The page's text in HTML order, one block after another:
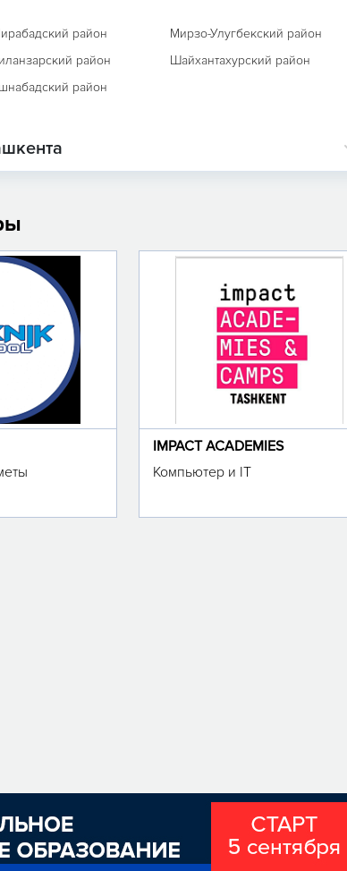
район
Мирзо-Улугбекский район
район
Шайхантахурский район
район
IMPACT ACADEMIES
Компьютер и IT